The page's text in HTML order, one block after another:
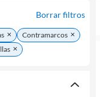
Borrar filtros
Contramarcos